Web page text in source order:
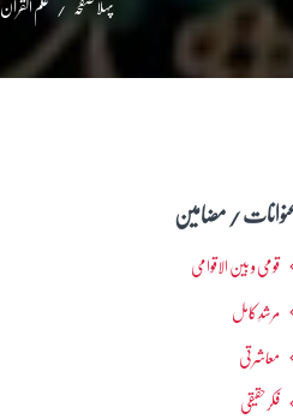
پہلا صفحہ علم القرآن
/ مضامین
قومی و بین الاقوامی
مرشدِ کامل
معاشرتی
فکرحقیقی